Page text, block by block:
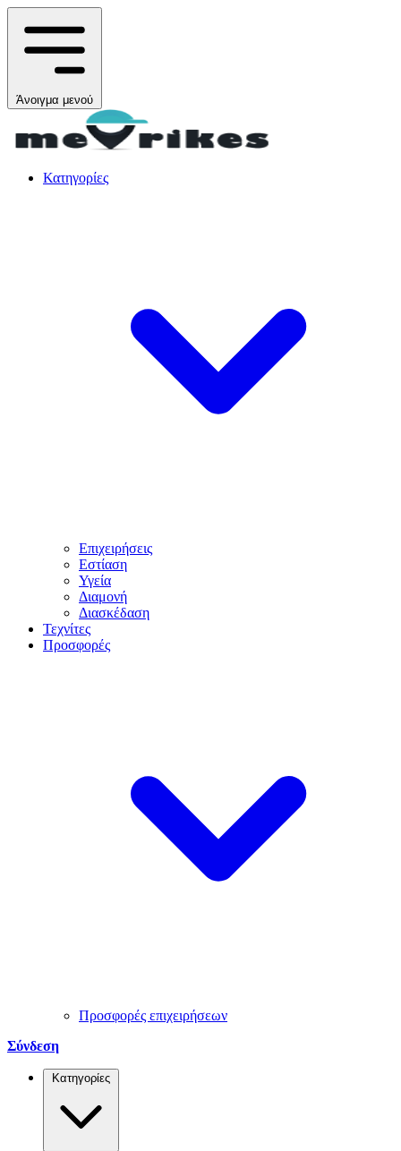
Άνοιγμα μενού
Κατηγορίες
Επιχειρήσεις
Εστίαση
Υγεία
Διαμονή
Διασκέδαση
Τεχνίτες
Προσφορές
Προσφορές επιχειρήσεων
Σύνδεση
Κατηγορίες